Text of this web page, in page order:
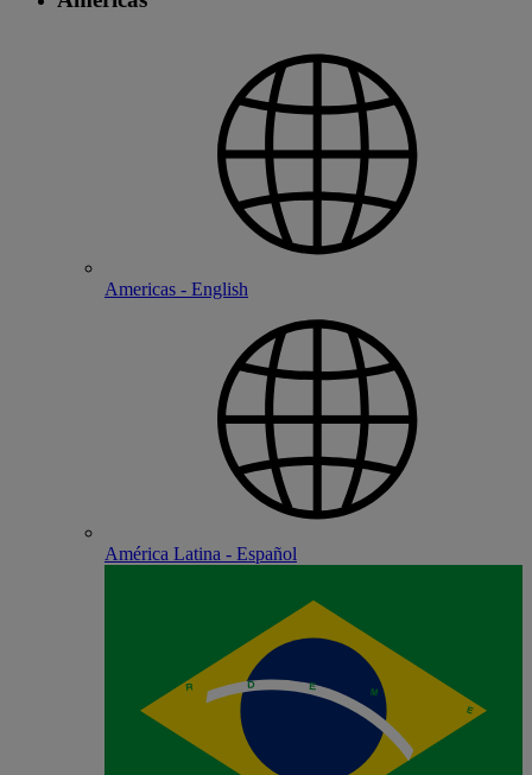
Americas - English
América Latina - Español